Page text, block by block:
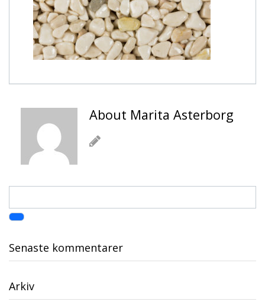
About Marita Asterborg
Senaste kommentarer
Arkiv